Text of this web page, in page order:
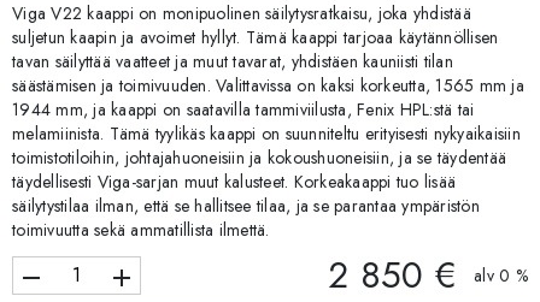
Viga V22 kaappi on monipuolinen säilytysratkaisu, joka yhdistää
suljetun kaapin ja avoimet hyllyt. Tämä kaappi tarjoaa käytännöllisen
tavan säilyttää vaatteet ja muut tavarat, yhdistäen kauniisti tilan
säästämisen ja toimivuuden. Valittavissa on kaksi korkeutta, 1565 mm ja
1944 mm, ja kaappi on saatavilla tammiviilusta, Fenix HPL:stä tai
melamiinista. Tämä tyylikäs kaappi on suunniteltu erityisesti nykyaikaisiin
toimistotiloihin, johtajahuoneisiin ja kokoushuoneisiin, ja se täydentää
täydellisesti Viga-sarjan muut kalusteet. Korkeakaappi tuo lisää
säilytystilaa ilman, että se hallitsee tilaa, ja se parantaa ympäristön
toimivuutta sekä ammatillista ilmettä.
remove add 2 850 € alv 0 %